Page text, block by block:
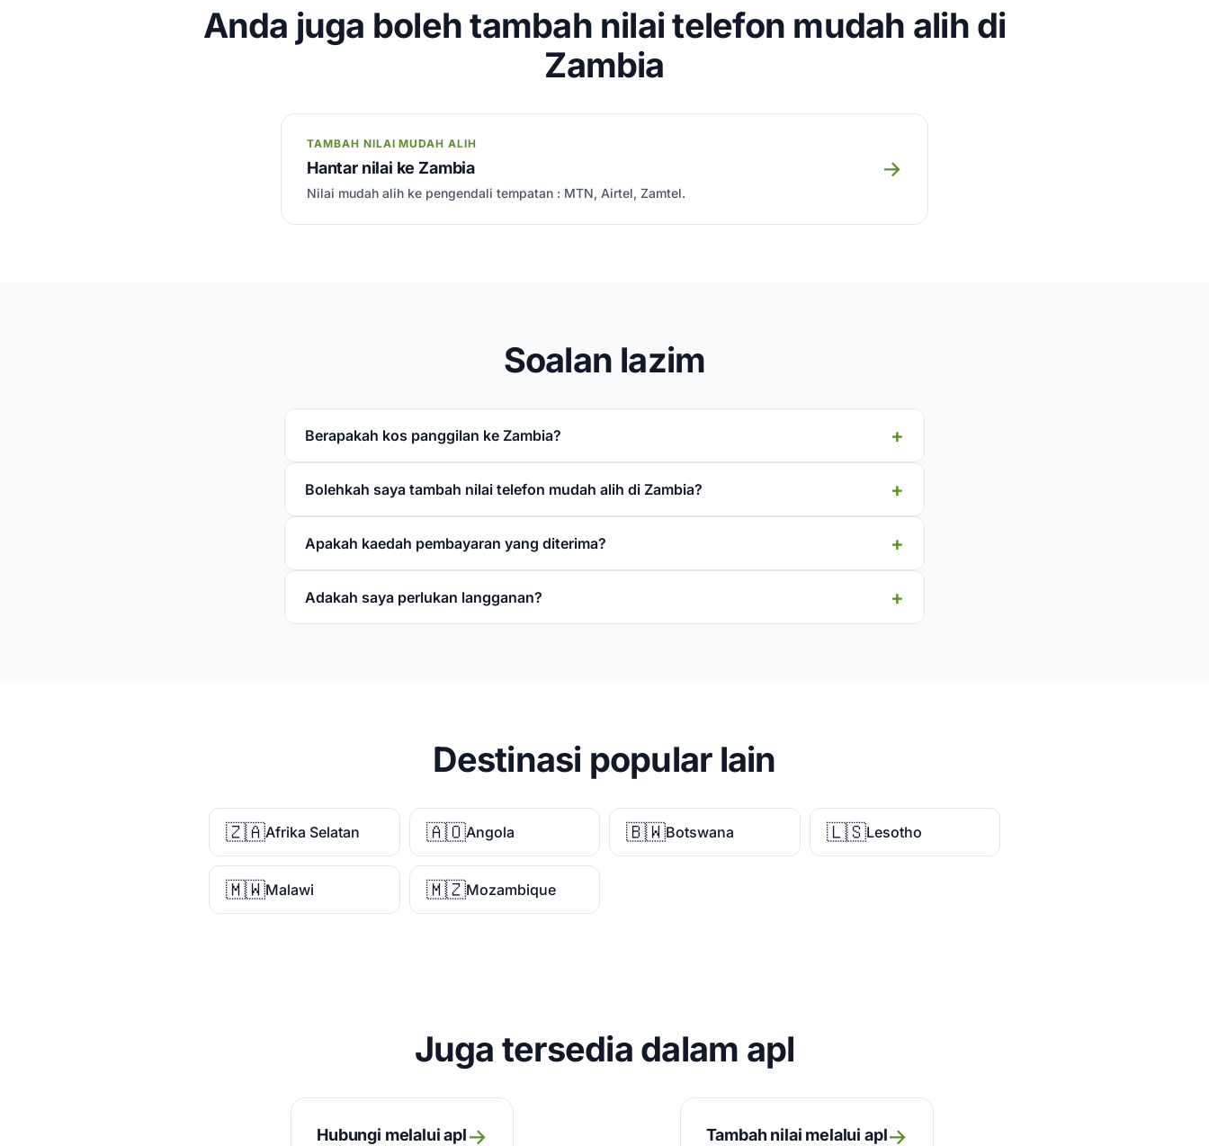
Anda juga boleh tambah nilai telefon mudah alih di
Zambia
TAMBAH NILAI MUDAH ALIH
Hantar nilai ke Zambia
Nilai mudah alih ke pengendali tempatan : MTN, Airtel, Zamtel.
→
Soalan lazim
Berapakah kos panggilan ke Zambia?
Bolehkah saya tambah nilai telefon mudah alih di Zambia?
Apakah kaedah pembayaran yang diterima?
Adakah saya perlukan langganan?
Destinasi popular lain
🇿🇦Afrika Selatan 🇦🇴Angola 🇧🇼Botswana 🇱🇸Lesotho
🇲🇼Malawi 🇲🇿Mozambique
Juga tersedia dalam apl
Hubungi melalui apl→ Tambah nilai melalui apl→